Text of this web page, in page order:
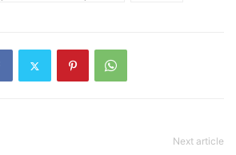
Next article